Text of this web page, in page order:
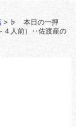
> ♭ 本日の一押
人前）‥佐渡産の